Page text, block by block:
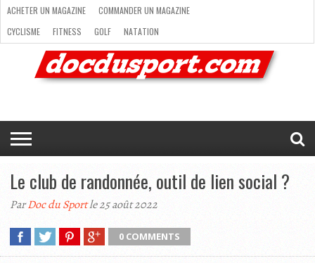
ACHETER
MAGAZINE
COMMANDER
UN
MAGAZINE
CYCLISME
FITNESS
GOLF
NATATION
RANDONNÉE
RUNNING
SKI
TRAIL
RUNNING
TRIATHLON
VOILE
NEWSLETTER
MAG’
EN
LIGNE
NOUS
CONTACTER
ACHETER UN MAGAZINE
COMMANDER UN MAGAZINE
CYCLISME
FITNESS GOLF
NATATION
RANDONNÉE
RUNNING SKI
TRAIL RUNNING
TRIATHLON
VOILE NEWSLETTER
MAG’ EN LIGNE
Le club de randonnée, outil de lien social ?
ParDoc du Sportle 25 août 2022
0 COMMENTS